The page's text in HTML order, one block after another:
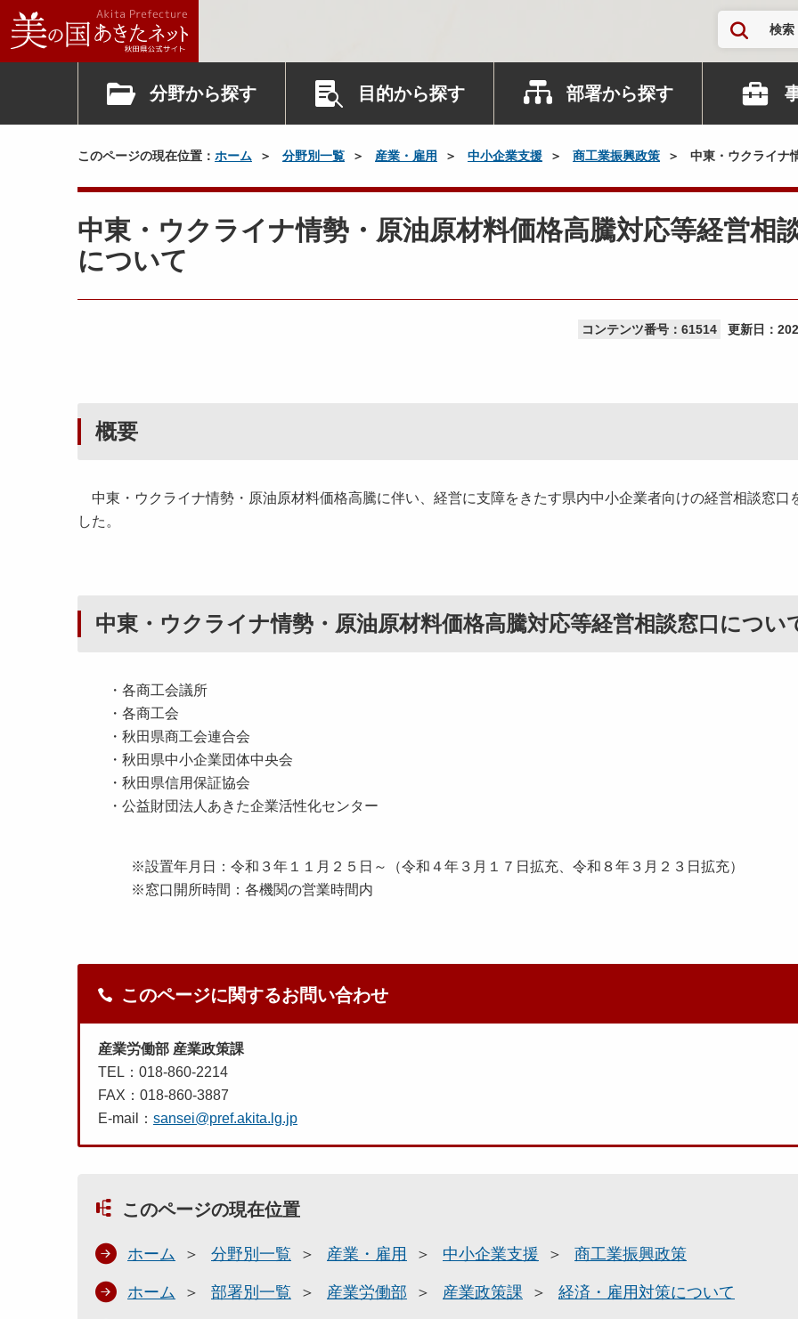
検索
分野から探す 目的から探す 部署から探す
このページの現在位置： ホーム 分野別一覧 産業・雇用 中小企業支援 商工業振興政策 中東・ウクライナ
中東・ウクライナ情勢・原油原材料価格高騰対応等経営相
について
コンテンツ番号：61514 更新日：
概要
中東・ウクライナ情勢・原油原材料価格高騰に伴い、経営に支障をきたす県内中小企業者向けの経営相談窓口
した。
中東・ウクライナ情勢・原油原材料価格高騰対応等経営相談窓口につい
・各商工会議所
・各商工会
・秋田県商工会連合会
・秋田県中小企業団体中央会
・秋田県信用保証協会
・公益財団法人あきた企業活性化センター
※設置年月日：令和３年１１月２５日～（令和４年３月１７日拡充、令和８年３月２３日拡充）
※窓口開所時間：各機関の営業時間内
このページに関するお問い合わせ
産業労働部 産業政策課
TEL：018-860-2214
FAX：018-860-3887
E-mail： sansei@pref.akita.lg.jp
このページの現在位置
ホーム 分野別一覧 産業・雇用 中小企業支援 商工業振興政策
ホーム 部署別一覧 産業労働部 産業政策課 経済・雇用対策について